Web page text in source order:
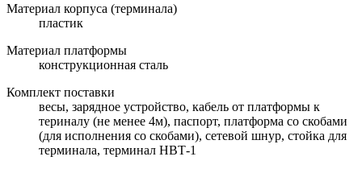
Материал корпуса (терминала)
пластик
Материал платформы
конструкционная сталь
Комплект поставки
весы, зарядное устройство, кабель от платформы к
териналу (не менее 4м), паспорт, платформа со скобами
(для исполнения со скобами), сетевой шнур, стойка для
терминала, терминал НВТ-1